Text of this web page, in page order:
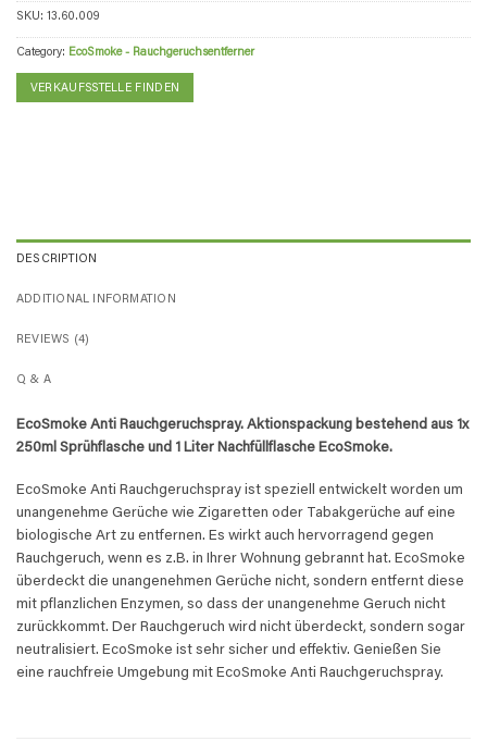
SKU: 13.60.009
Category: EcoSmoke - Rauchgeruchsentferner
VERKAUFSSTELLE FINDEN
DESCRIPTION
ADDITIONAL INFORMATION
REVIEWS (4)
Q & A
EcoSmoke Anti Rauchgeruchspray​. Aktionspackung bestehend aus 1x
250ml Sprühflasche und 1 Liter Nachfüllflasche EcoSmoke.
EcoSmoke Anti Rauchgeruchspray ist speziell entwickelt worden um
unangenehme Gerüche wie Zigaretten oder Tabakgerüche auf eine
biologische Art zu entfernen. Es wirkt auch hervorragend gegen
Rauchgeruch, wenn es z.B. in Ihrer Wohnung gebrannt hat. EcoSmoke
überdeckt die unangenehmen Gerüche nicht, sondern entfernt diese
mit pflanzlichen Enzymen, so dass der unangenehme Geruch nicht
zurückkommt. Der Rauchgeruch wird nicht überdeckt, sondern sogar
neutralisiert. EcoSmoke ist sehr sicher und effektiv. Genießen Sie
eine rauchfreie Umgebung mit EcoSmoke Anti Rauchgeruchspray.